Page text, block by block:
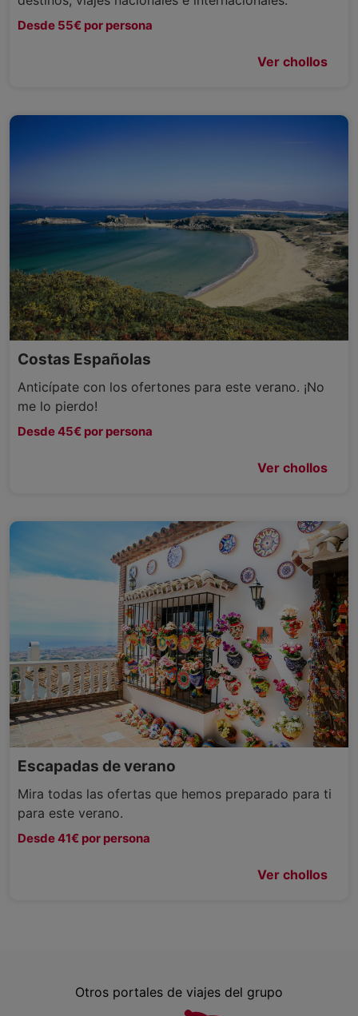
Desde 55€ por persona
Ver chollos
Costas Españolas
Anticípate con los ofertones para este verano. ¡No
me lo pierdo!
Desde 45€ por persona
Ver chollos
Escapadas de verano
Mira todas las ofertas que hemos preparado para ti
para este verano.
Desde 41€ por persona
Ver chollos
Otros portales de viajes del grupo